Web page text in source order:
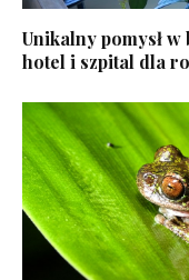
Unikalny pomysł
hotel i szpital dla